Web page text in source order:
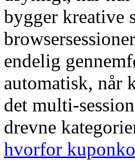
bygger kreative
endelig
automatisk, når
det multi-
drevne
hvorfor